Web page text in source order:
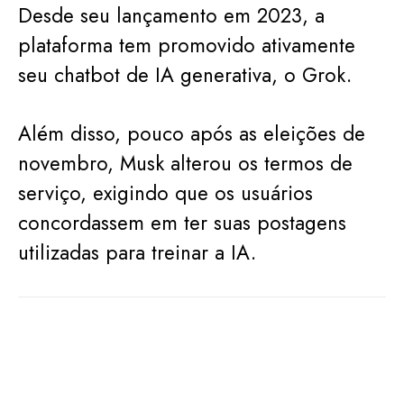
Desde seu lançamento em 2023, a
plataforma tem promovido ativamente
seu chatbot de IA generativa, o Grok.
Além disso, pouco após as eleições de
novembro, Musk alterou os termos de
serviço, exigindo que os usuários
concordassem em ter suas postagens
utilizadas para treinar a IA.